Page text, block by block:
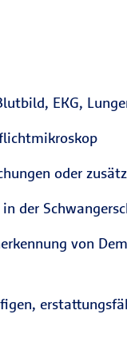
EKG,
oder
der
von